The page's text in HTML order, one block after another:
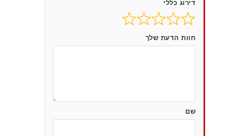
דירוג כללי
חוות הדעת שלך
שם